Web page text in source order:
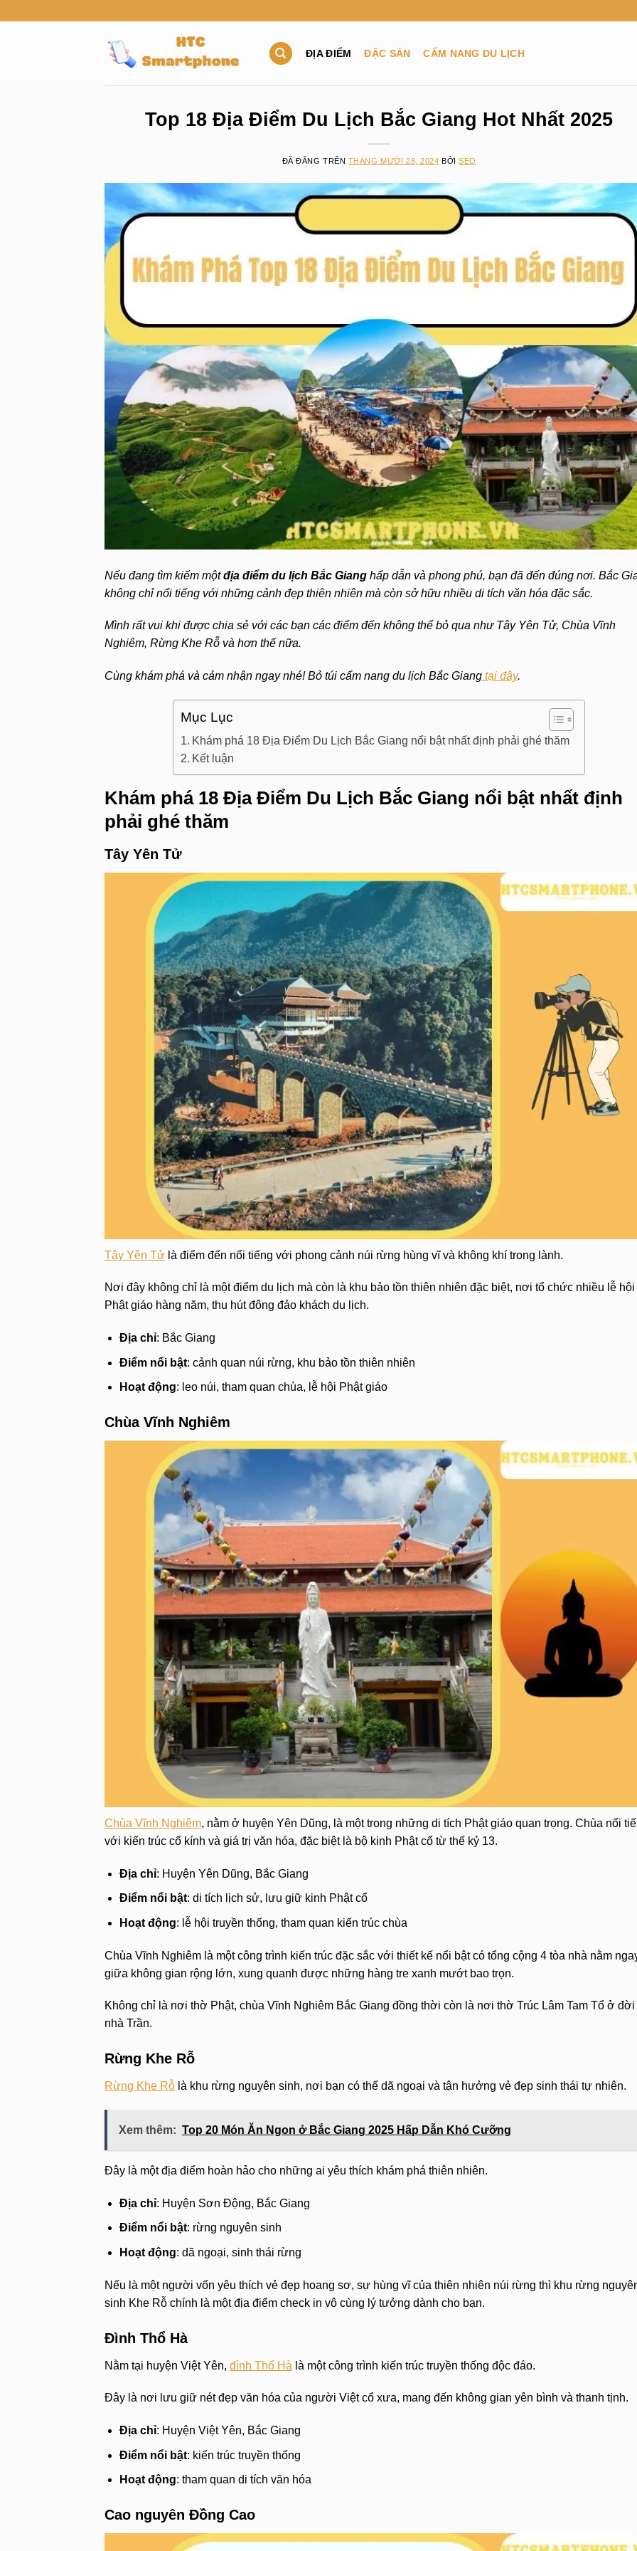
ĐỊA ĐIỂM ĐẶC SẢN CẨM NANG DU LỊCH
Top 18 Địa Điểm Du Lịch Bắc Giang Hot Nhất 2025
ĐÃ ĐĂNG TRÊN THÁNG MƯỜI 28, 2024 BỞISEO
Nếu đang tìm kiếm mộtđịa điểm du lịch Bắc Giang hấp dẫn và phong phú, bạn đã đến đúng nơi. Bắc
không chỉ nổi tiếng với những cảnh đẹp thiên nhiên mà còn sở hữu nhiều di tích văn hóa đặc sắc.
Mình rất vui khi được chia sẻ với các bạn các điểm đến không thể bỏ qua như Tây Yên Tử, Chùa Vĩnh
Nghiêm, Rừng Khe Rỗ và hơn thế nữa.
Cùng khám phá và cảm nhận ngay nhé! Bỏ túi cẩm nang du lịch Bắc Giang tại đây.
Mục Lục
Khám phá 18 Địa Điểm Du Lịch Bắc Giang nổi bật nhất định phải ghé thăm
Kết luận
Khám phá 18 Địa Điểm Du Lịch Bắc Giang nổi bật nhất định
phải ghé thăm
Tây Yên Tử
Tây Yên Tử là điểm đến nổi tiếng với phong cảnh núi rừng hùng vĩ và không khí trong lành.
Nơi đây không chỉ là một điểm du lịch mà còn là khu bảo tồn thiên nhiên đặc biệt, nơi tổ chức nhiều lễ hội
Phật giáo hàng năm, thu hút đông đảo khách du lịch.
Địa chỉ: Bắc Giang
Điểm nổi bật: cảnh quan núi rừng, khu bảo tồn thiên nhiên
Hoạt động: leo núi, tham quan chùa, lễ hội Phật giáo
Chùa Vĩnh Nghiêm
Chùa Vĩnh Nghiêm, nằm ở huyện Yên Dũng, là một trong những di tích Phật giáo quan trọng. Chùa nổi
với kiến trúc cổ kính và giá trị văn hóa, đặc biệt là bộ kinh Phật cổ từ thế kỷ 13.
Địa chỉ: Huyện Yên Dũng, Bắc Giang
Điểm nổi bật: di tích lịch sử, lưu giữ kinh Phật cổ
Hoạt động: lễ hội truyền thống, tham quan kiến trúc chùa
Chùa Vĩnh Nghiêm là một công trình kiến trúc đặc sắc với thiết kế nổi bật có tổng cộng 4 tòa nhà nằm
giữa không gian rộng lớn, xung quanh được những hàng tre xanh mướt bao trọn.
Không chỉ là nơi thờ Phật, chùa Vĩnh Nghiêm Bắc Giang đồng thời còn là nơi thờ Trúc Lâm Tam Tổ ở đời
nhà Trần.
Rừng Khe Rỗ
Rừng Khe Rỗ là khu rừng nguyên sinh, nơi bạn có thể dã ngoại và tận hưởng vẻ đẹp sinh thái tự nhiên.
Xem thêm: Top 20 Món Ăn Ngon ở Bắc Giang 2025 Hấp Dẫn Khó Cưỡng
Đây là một địa điểm hoàn hảo cho những ai yêu thích khám phá thiên nhiên.
Địa chỉ: Huyện Sơn Động, Bắc Giang
Điểm nổi bật: rừng nguyên sinh
Hoạt động: dã ngoại, sinh thái rừng
Nếu là một người vốn yêu thích vẻ đẹp hoang sơ, sự hùng vĩ của thiên nhiên núi rừng thì khu rừng
sinh Khe Rỗ chính là một địa điểm check in vô cùng lý tưởng dành cho bạn.
Đình Thổ Hà
Nằm tại huyện Việt Yên, đình Thổ Hà là một công trình kiến trúc truyền thống độc đáo.
Đây là nơi lưu giữ nét đẹp văn hóa của người Việt cổ xưa, mang đến không gian yên bình và thanh tịnh.
Địa chỉ: Huyện Việt Yên, Bắc Giang
Điểm nổi bật: kiến trúc truyền thống
Hoạt động: tham quan di tích văn hóa
Cao nguyên Đồng Cao